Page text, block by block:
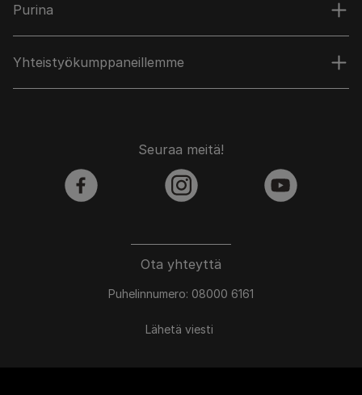
Purina
Yhteistyökumppaneillemme
Ota yhteyttä
Puhelinnumero: 08000 6161
Lähetä viesti
Seuraa meitä!
facebook instagram youtube